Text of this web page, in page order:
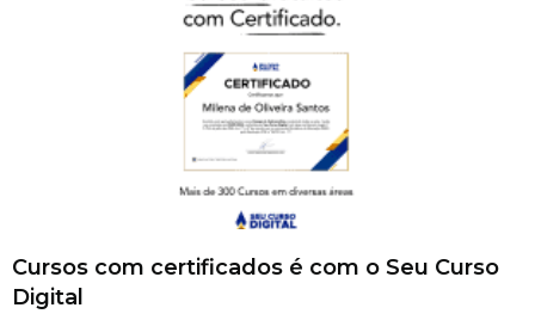
Cursos com certificados é com o Seu Curso
Digital